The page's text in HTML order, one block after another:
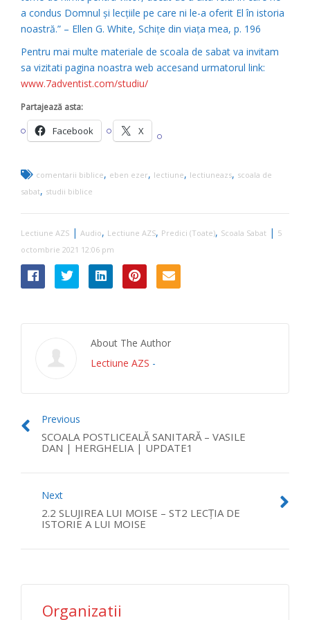
a condus Domnul şi lecţiile pe care ni le-a oferit El în istoria
noastră.” – Ellen G. White, Schiţe din viaţa mea, p. 196
Pentru mai multe materiale de scoala de sabat va invitam
sa vizitati pagina noastra web accesand urmatorul link:
www.7adventist.com/studiu/
Partajează asta:
Facebook X
comentarii biblice, eben ezer, lectiune, lectiuneazs, scoala de
sabat, studii biblice
Lectiune AZS | Audio, Lectiune AZS, Predici (Toate), Scoala Sabat | 5
octombrie 2021 12:06 pm
About The Author
Lectiune AZS -
Previous
SCOALA POSTLICEALĂ SANITARĂ – VASILE
DAN | HERGHELIA | UPDATE1
Next
2.2 SLUJIREA LUI MOISE – ST2 LECŢIA DE
ISTORIE A LUI MOISE
Organizatii